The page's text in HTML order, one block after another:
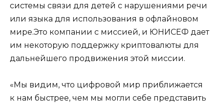
системы связи для детей с нарушениями речи
или языка для использования в офлайновом
мире.Это компании с миссией, и ЮНИСЕФ дает
им некоторую поддержку криптовалюты для
дальнейшего продвижения этой миссии.
«Мы видим, что цифровой мир приближается
к нам быстрее, чем мы могли себе представить